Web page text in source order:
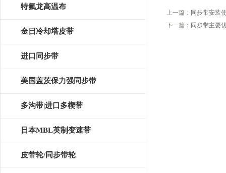
特氟龙高温布
金日冷却塔皮带
进口同步带
美国盖茨保力强同步带
多沟带|进口多楔带
日本MBL英制变速带
皮带轮/同步带轮
上一篇： 同步带安装
下一篇： 同步带主要